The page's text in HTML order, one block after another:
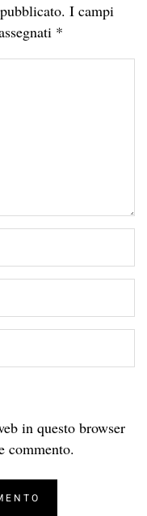
I campi
*
in questo browser
commento.